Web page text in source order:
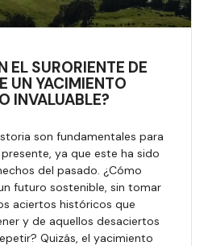
EL SURORIENTE DE
UN YACIMIENTO
INVALUABLE?
son fundamentales para
ya que este ha sido
del pasado. ¿Cómo
futuro sostenible, sin tomar
aciertos históricos que
y de aquellos desaciertos
Quizás, el yacimiento